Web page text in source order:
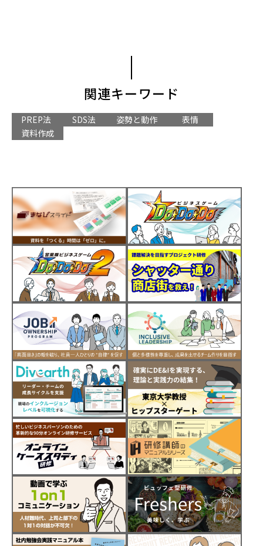
関連キーワード
PREP法 SDS法 姿勢と動作
表情
資料作成